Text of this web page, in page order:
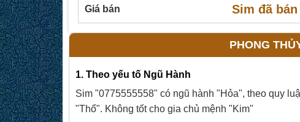
Giá bán Sim đã bán
PHONG
1. Theo yếu tố Ngũ Hành
Sim "0775555558" có ngũ hành "Hỏa", theo quy
"Thổ". Không tốt cho gia chủ mệnh "Kim"